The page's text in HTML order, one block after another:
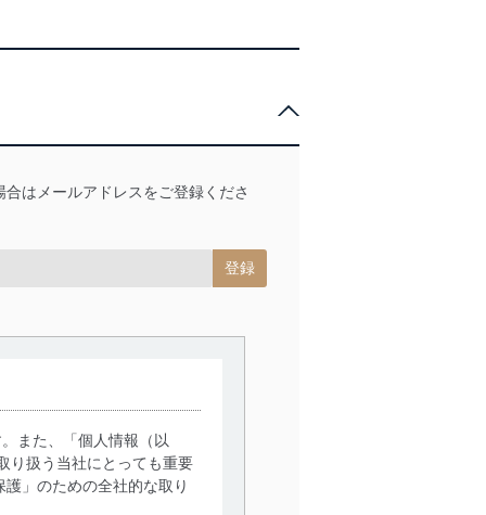
はメールアドレスをご登録くださ
また、「個人情報（以
り扱う当社にとっても重要
」のための全社的な取り